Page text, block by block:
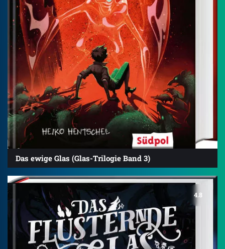
Das ewige Glas (Glas-Trilogie Band 3)
4.8